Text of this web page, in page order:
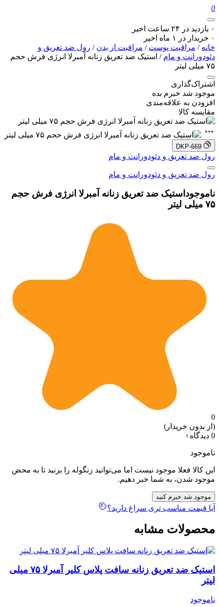
0
۰ بازدید در ۲۴ ساعت اخیر
۰ خریدار در ۱ ماه اخیر
خانه / مراقبت پوست / مراقبت از بدن / رول ضد تعریق و
دئودورانت و مام / استیک ضد تعریق زنانه آمبرلا انرژی فرش حجم
۷۵ میلی لیتر
اشتراک‌گذاری
موجود شد خبرم بده
افزودن به علاقه‌مندی
مقایسه کالا
DKP-669
رول ضد تعریق و دئودورانت و مام
رول ضد تعریق و دئودورانت و مام
ناموجود استیک ضد تعریق زنانه آمبرلا انرژی فرش حجم
۷۵ میلی لیتر
0
(از بدون خریدار)
0 دیدگاه
ناموجود
این کالا فعلا موجود نیست اما می‌توانید زنگوله را بزنید تا به محض
موجود شدن، به شما خبر دهیم.
موجود شد خبرم کنید
آیا قیمت مناسب تری سراغ دارید؟
محصولات مشابه
استیک ضد تعریق زنانه سافت پلاس کلیر آمبرلا ۷۵ میلی
لیتر
ناموجود